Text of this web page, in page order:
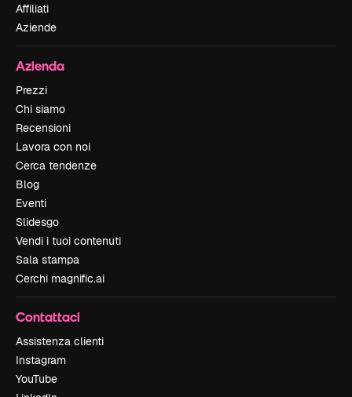
Affiliati
Aziende
Azienda
Prezzi
Chi siamo
Recensioni
Lavora con noi
Cerca tendenze
Blog
Eventi
Slidesgo
Vendi i tuoi contenuti
Sala stampa
Cerchi magnific.ai
Contattaci
Assistenza clienti
Instagram
YouTube